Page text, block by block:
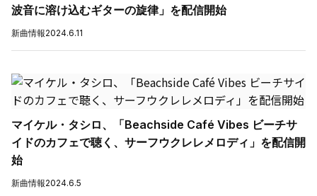
波音に溶け込むギターの旋律」を配信開始
新曲情報2024.6.11
マイケル・タシロ、「Beachside Café Vibes ビーチサ
イドのカフェで聴く、サーフウクレレメロディ」を配信開
始
新曲情報2024.6.5